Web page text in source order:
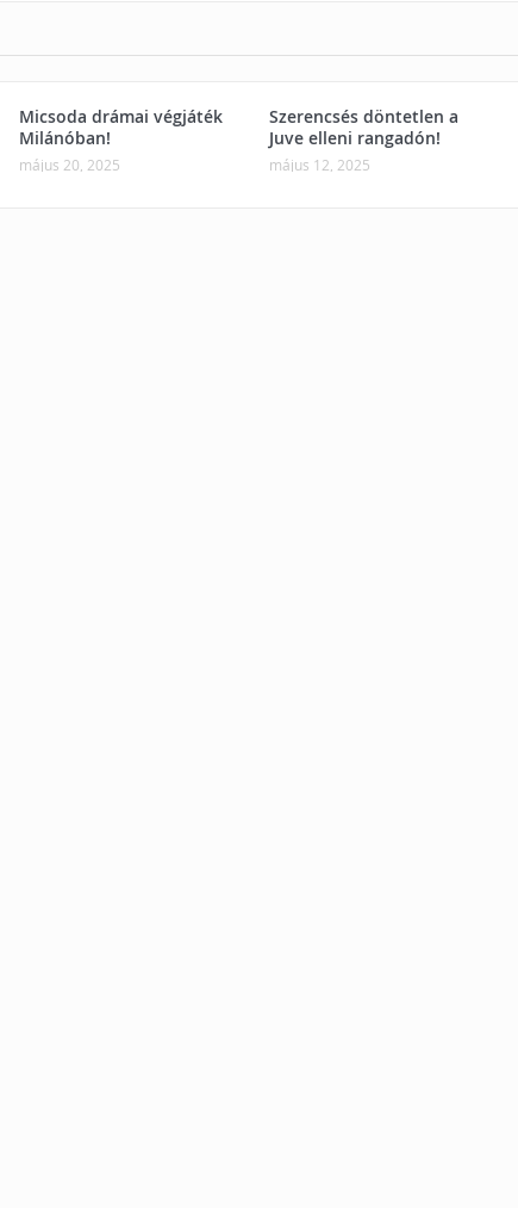
Micsoda drámai végjáték
Milánóban!
május 20, 2025
Szerencsés döntetlen a
Juve elleni rangadón!
május 12, 2025